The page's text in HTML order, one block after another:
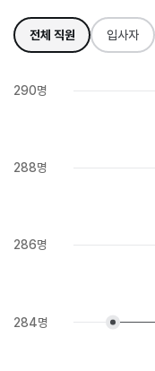
전체 직원 입사자
290명
288명
286명
284명